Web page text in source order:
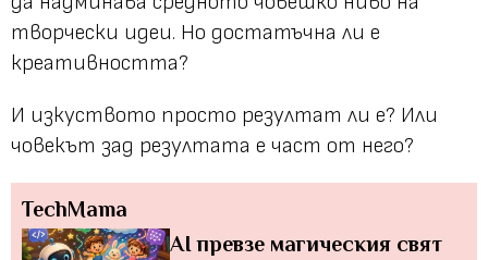
творчески идеи. Но достатъчна ли е
креативността?
И изкуството просто резултат ли е? Или
човекът зад резултата е част от него?
TechMama
AI превзе магическия свят